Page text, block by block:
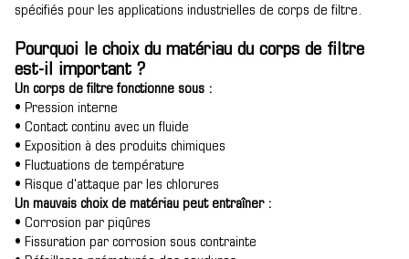
spécifiés pour les applications industrielles de corps de filtre.
Pourquoi le choix du matériau du corps de filtre
est-il important ?
Un corps de filtre fonctionne sous :
• Pression interne
• Contact continu avec un fluide
• Exposition à des produits chimiques
• Fluctuations de température
• Risque d'attaque par les chlorures
Un mauvais choix de matériau peut entraîner :
• Corrosion par piqûres
• Fissuration par corrosion sous contrainte